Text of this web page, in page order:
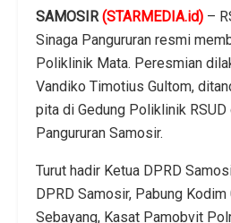
SAMOSIR(STARMEDIA.id) –
Sinaga Pangururan resmi
Poliklinik Mata. Peresmian
Vandiko Timotius Gultom,
pita di Gedung Poliklinik RSUD
Pangururan Samosir.
Turut hadir Ketua DPRD
DPRD Samosir, Pabung Kodim
Sebayang, Kasat Pamobvit